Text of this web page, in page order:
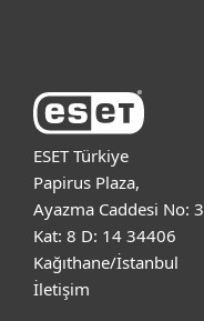
ESET Türkiye
Papirus Plaza,
Ayazma Caddesi No: 37
Kat: 8 D: 14 34406
Kağıthane/İstanbul
İletişim